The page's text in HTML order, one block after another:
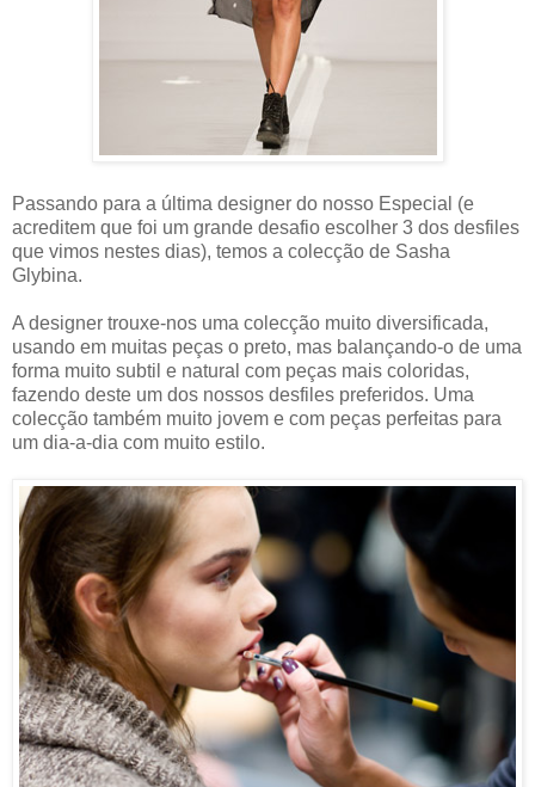
Passando para a última designer do nosso Especial (e
acreditem que foi um grande desafio escolher 3 dos desfiles
que vimos nestes dias), temos a colecção de Sasha
Glybina.
A designer trouxe-nos uma colecção muito diversificada,
usando em muitas peças o preto, mas balançando-o de uma
forma muito subtil e natural com peças mais coloridas,
fazendo deste um dos nossos desfiles preferidos. Uma
colecção também muito jovem e com peças perfeitas para
um dia-a-dia com muito estilo.